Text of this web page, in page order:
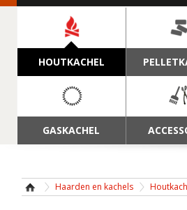
NAVIGATIE
HOUTKACHEL
GASKACHEL
Haarden en kachels